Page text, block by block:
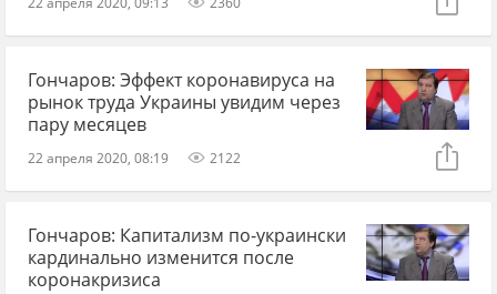
Гончаров: Эффект коронавируса на
рынок труда Украины увидим через
пару месяцев
22 апреля 2020, 08:19 2122
Гончаров: Капитализм по-украински
кардинально изменится после
коронакризиса